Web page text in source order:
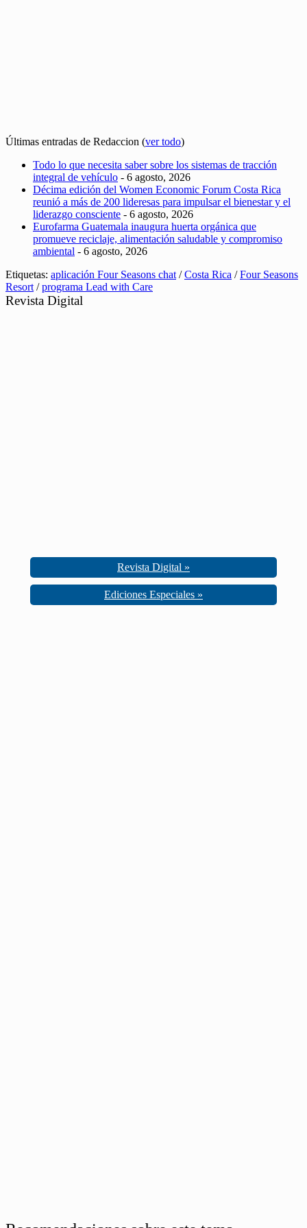
Últimas entradas de Redaccion (ver todo)
Todo lo que necesita saber sobre los sistemas de tracción
integral de vehículo - 6 agosto, 2026
Décima edición del Women Economic Forum Costa Rica
reunió a más de 200 lideresas para impulsar el bienestar y el
liderazgo consciente - 6 agosto, 2026
Eurofarma Guatemala inaugura huerta orgánica que
promueve reciclaje, alimentación saludable y compromiso
ambiental - 6 agosto, 2026
Etiquetas: aplicación Four Seasons chat /Costa Rica /Four Seasons
Resort /programa Lead with Care
Revista Digital
Revista Digital »
Ediciones Especiales »